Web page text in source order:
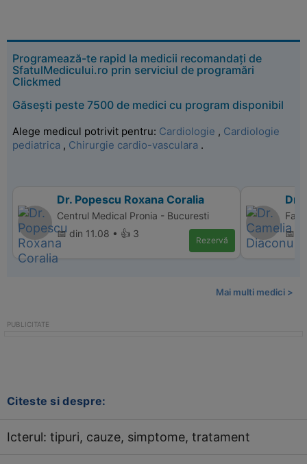
Programează-te rapid la medicii recomandați de
SfatulMedicului.ro prin serviciul de programări
Clickmed
Găsești peste 7500 de medici cu program disponibil
Alege medicul potrivit pentru: Cardiologie , Cardiologie
pediatrica , Chirurgie cardio-vasculara .
Dr. Popescu Roxana Coralia
Centrul Medical Pronia - Bucuresti
📅 din 11.08 • 👍 3
Rezervă
Dr.
📅
Mai multi medici >
Citeste si despre:
Icterul: tipuri, cauze, simptome, tratament